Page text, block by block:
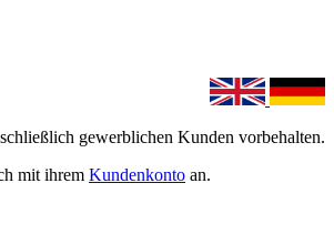
gewerblichen Kunden vorbehalten.
mit ihrem Kundenkonto an.